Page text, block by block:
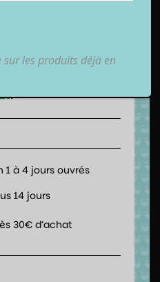
estimée :
.
1 à 4 jours ouvrés
14 jours
30€ d’achat
sur les produits déjà en